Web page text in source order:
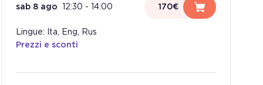
sab 8 ago 12:30 - 14:00 170€
Lingue: Ita, Eng, Rus
Prezzi e sconti